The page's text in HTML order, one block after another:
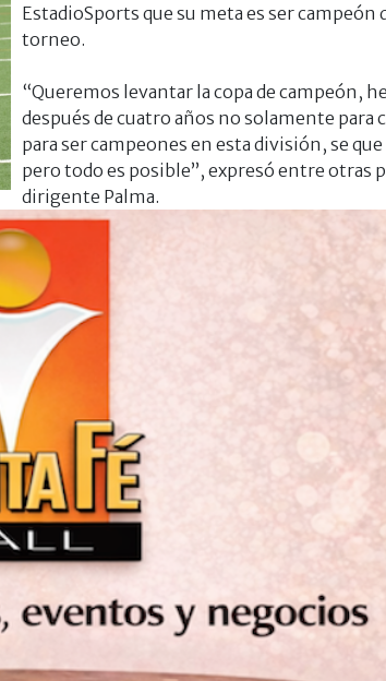
EstadioSports que su meta es ser
torneo.
“Queremos levantar la copa de campeón,
después de cuatro años no solamente para
para ser campeones en esta división, se
pero todo es posible”, expresó entre otras
dirigente Palma.